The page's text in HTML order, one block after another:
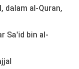
dalam al-Quran,
Sa'id bin al-